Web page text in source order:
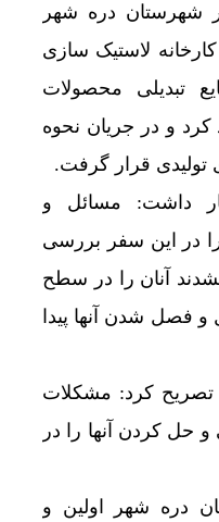
شهرستان دره شهر
کارخانه لاستیک سازی
تبدیلی محصولات
و در جریان نحوه
تولیدی قرار گرفت.
داشت: مسائل و
در این سفر بررسی
آنان را در سطح
فصل شدن آنها پیدا
تصریح کرد: مشکلات
حل کردن آنها را در
دره شهر اولین و